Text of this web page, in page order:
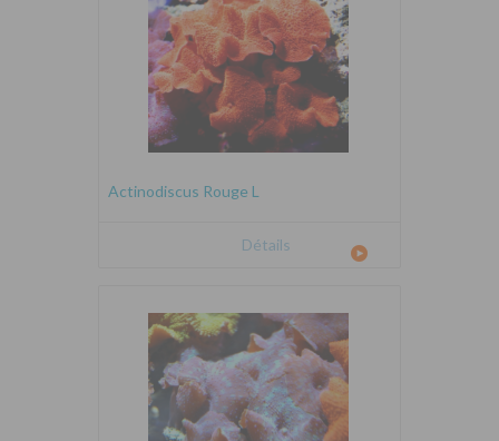
Actinodiscus Rouge L
Détails